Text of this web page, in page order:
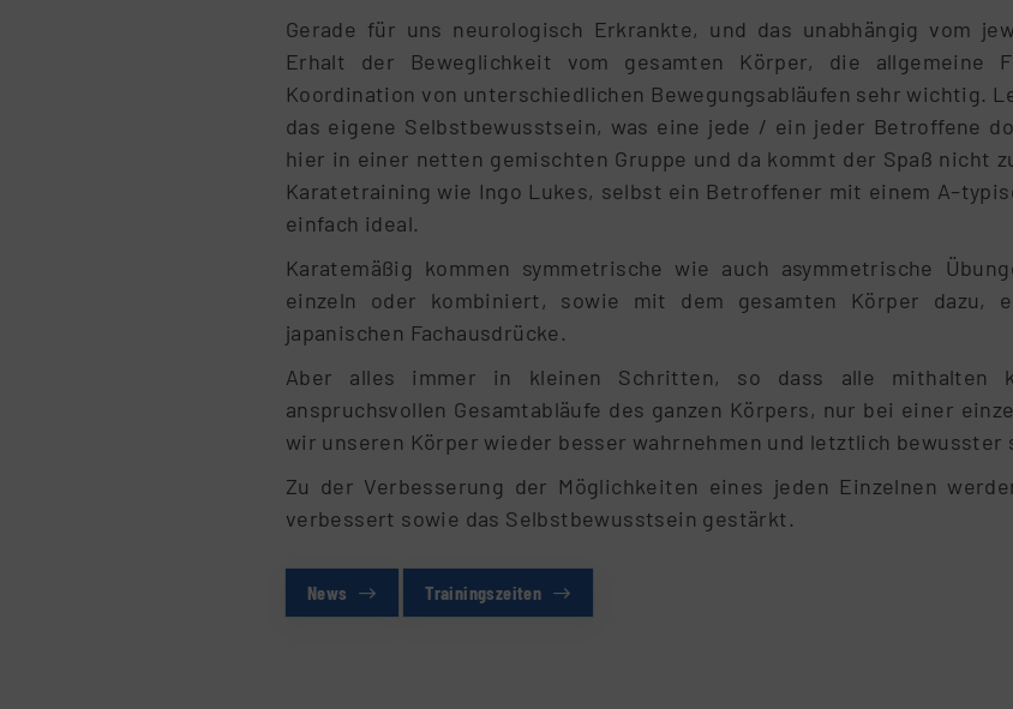
Gerade für uns neurologisch Erkrankte, und das unabhängig vom
Erhalt der Beweglichkeit vom gesamten Körper, die allgemeine
Koordination von unterschiedlichen Bewegungsabläufen sehr wichtig.
das eigene Selbstbewusstsein, was eine jede / ein jeder Betroffene
hier in einer netten gemischten Gruppe und da kommt der Spaß nicht
Karatetraining wie Ingo Lukes, selbst ein Betroffener mit einem
einfach ideal.
Karatemäßig kommen symmetrische wie auch asymmetrische
einzeln oder kombiniert, sowie mit dem gesamten Körper dazu,
japanischen Fachausdrücke.
Aber alles immer in kleinen Schritten, so dass alle mithalten
anspruchsvollen Gesamtabläufe des ganzen Körpers, nur bei einer
wir unseren Körper wieder besser wahrnehmen und letztlich bewusster
Zu der Verbesserung der Möglichkeiten eines jeden Einzelnen
verbessert sowie das Selbstbewusstsein gestärkt.
News Trainingszeiten